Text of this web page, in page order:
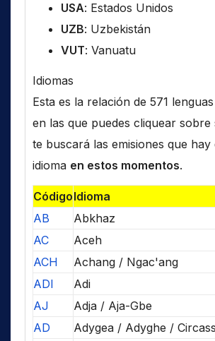
USA: Estados Unidos
UZB: Uzbekistán
VUT: Vanuatu
Idiomas
Esta es la relación de 571
en las que puedes cliquear sobre
te buscará las emisiones que hay
idioma en estos momentos.
CódigoIdioma
AB
Abkhaz
AC
Aceh
ACH
Achang / Ngac'ang
ADI
Adi
AJ
Adja / Aja-Gbe
AD
Adygea / Adyghe /